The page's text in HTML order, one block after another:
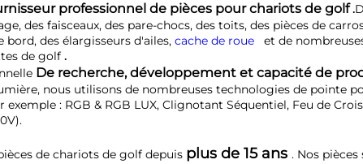
professionnel de pièces pour chariots de golf .
des faisceaux, des pare-chocs, des toits, des pièces de
des élargisseurs d'ailes, cache de roue et de
de golf .
De recherche, développement et capacité de
nous utilisons de nombreuses technologies de pointe
: RGB & RGB LUX, Clignotant Séquentiel, Feu de
de chariots de golf depuis plus de 15 ans . Nos